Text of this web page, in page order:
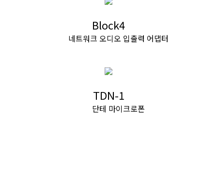
Block4
네트워크 오디오 입출력 어댑터
TDN-1
단테 마이크로폰